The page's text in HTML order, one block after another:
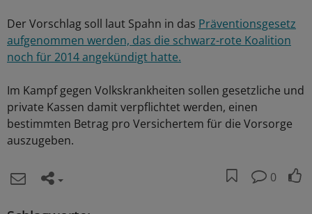
Der Vorschlag soll laut Spahn in das Präventionsgesetz
aufgenommen werden, das die schwarz-rote Koalition
noch für 2014 angekündigt hatte.
Im Kampf gegen Volkskrankheiten sollen gesetzliche und
private Kassen damit verpflichtet werden, einen
bestimmten Betrag pro Versichertem für die Vorsorge
auszugeben.
0